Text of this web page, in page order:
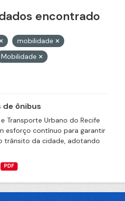
encontrado
mobilidade
Mobilidade
de ônibus
Transporte Urbano do Recife
esforço contínuo para garantir
trânsito da cidade, adotando
PDF